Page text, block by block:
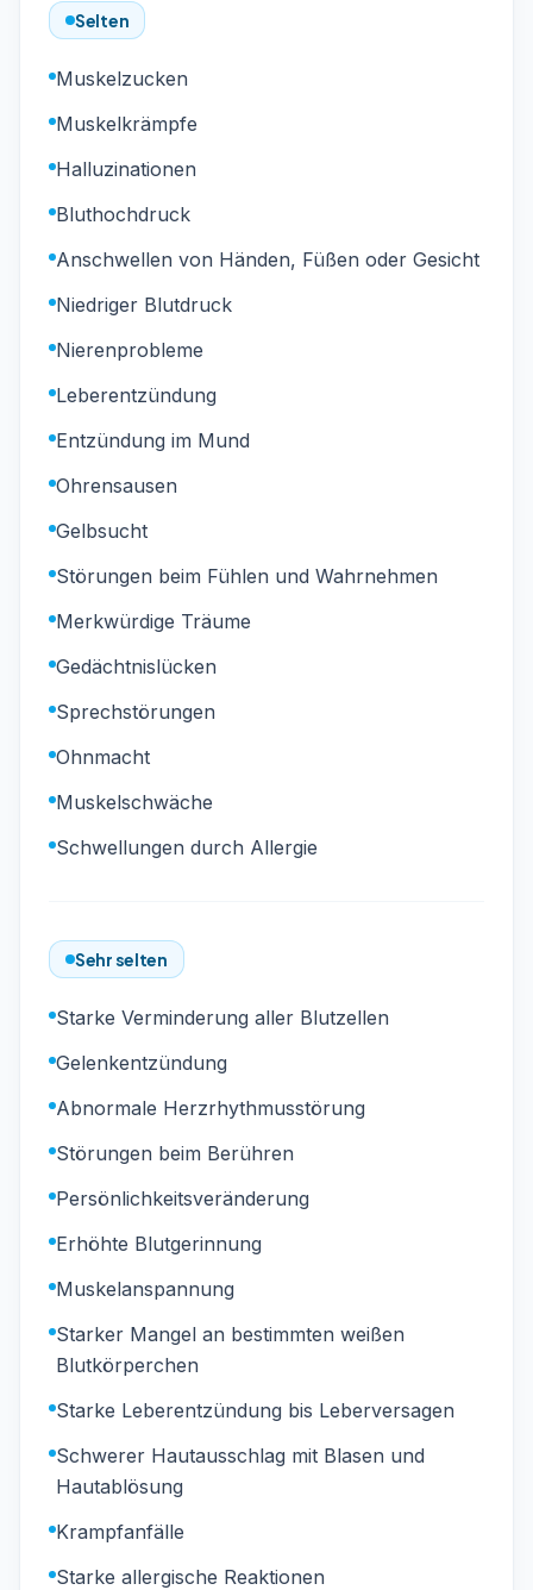
Selten
Muskelzucken
Muskelkrämpfe
Halluzinationen
Bluthochdruck
Anschwellen von Händen, Füßen oder Gesicht
Niedriger Blutdruck
Nierenprobleme
Leberentzündung
Entzündung im Mund
Ohrensausen
Gelbsucht
Störungen beim Fühlen und Wahrnehmen
Merkwürdige Träume
Gedächtnislücken
Sprechstörungen
Ohnmacht
Muskelschwäche
Schwellungen durch Allergie
Sehr selten
Starke Verminderung aller Blutzellen
Gelenkentzündung
Abnormale Herzrhythmusstörung
Störungen beim Berühren
Persönlichkeitsveränderung
Erhöhte Blutgerinnung
Muskelanspannung
Starker Mangel an bestimmten weißen
Blutkörperchen
Starke Leberentzündung bis Leberversagen
Schwerer Hautausschlag mit Blasen und
Hautablösung
Krampfanfälle
Starke allergische Reaktionen